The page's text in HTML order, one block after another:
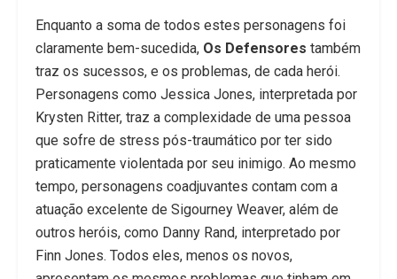
Enquanto a soma de todos estes personagens foi
claramente bem-sucedida, Os Defensores também
traz os sucessos, e os problemas, de cada herói.
Personagens como Jessica Jones, interpretada por
Krysten Ritter, traz a complexidade de uma pessoa
que sofre de stress pós-traumático por ter sido
praticamente violentada por seu inimigo. Ao mesmo
tempo, personagens coadjuvantes contam com a
atuação excelente de Sigourney Weaver, além de
outros heróis, como Danny Rand, interpretado por
Finn Jones. Todos eles, menos os novos,